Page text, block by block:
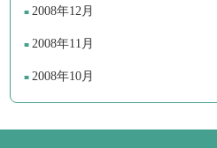
2008年12月
2008年11月
2008年10月